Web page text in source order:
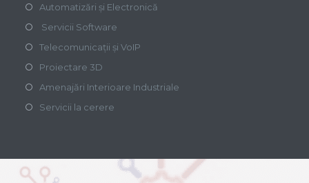
Automatizări și Electronică
Servicii Software
Telecomunicații și VoIP
Proiectare 3D
Amenajări Interioare Industriale
Servicii la cerere